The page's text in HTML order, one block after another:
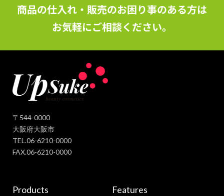
商品の仕入れ・販売のお困り事のある方は
お気軽にご相談ください。
〒544-0000
大阪府大阪市
TEL.06-6210-0000
FAX.06-6210-0000
Products Features